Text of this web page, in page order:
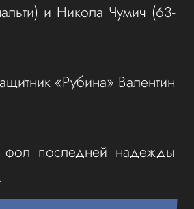
и Никола Чумич (63-
«Рубина» Валентин
фол последней надежды